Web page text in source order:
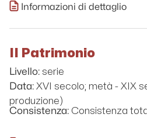
Informazioni di dettaglio
II Patrimonio
Livello: serie
Data: XVI secolo; metà - XIX
produzione)
Consistenza: Consistenza